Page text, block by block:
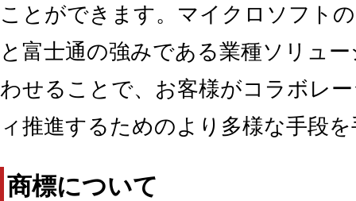
ことができます。マイクロソフト
と富士通の強みである業種ソリュ
わせることで、お客様がコラボレ
ィ推進するためのより多様な手段
商標について